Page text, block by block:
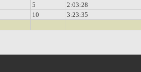
5
2:03:28
10 3:23:35